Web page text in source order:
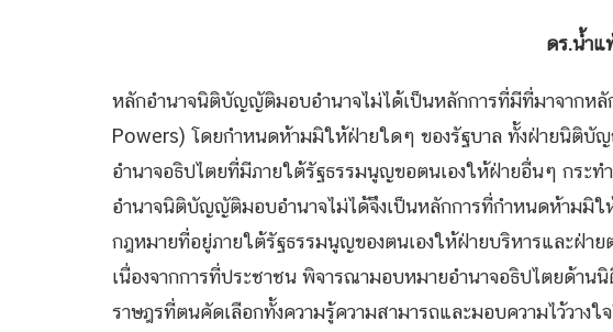
ดร.น้ำแท้ มีบุญส
หลักอำนาจนิติบัญญัติมอบอำนาจไม่ได้เป็นหลักการที่มีที่มาจากห
Powers) โดยกำหนดห้ามมิให้ฝ่ายใดๆ ของรัฐบาล ทั้งฝ่ายนิติบั
อำนาจอธิปไตยที่มีภายใต้รัฐธรรมนูญขอตนเองให้ฝ่ายอื่นๆ กระท
อำนาจนิติบัญญัติมอบอำนาจไม่ได้จึงเป็นหลักการที่กำหนดห้ามมิ
กฎหมายที่อยู่ภายใต้รัฐธรรมนูญของตนเองให้ฝ่ายบริหารและฝ่า
เนื่องจากการที่ประชาชน พิจารณามอบหมายอำนาจอธิปไตยด้า
ราษฎรที่ตนคัดเลือกทั้งความรู้ความสามารถและมอบความไว้วา